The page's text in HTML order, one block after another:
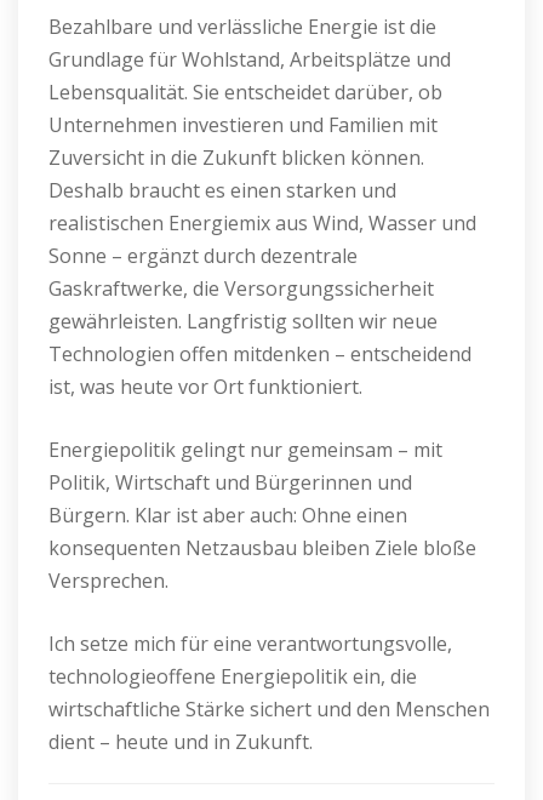
Bezahlbare und verlässliche Energie ist die
Grundlage für Wohlstand, Arbeitsplätze und
Lebensqualität. Sie entscheidet darüber, ob
Unternehmen investieren und Familien mit
Zuversicht in die Zukunft blicken können.
Deshalb braucht es einen starken und
realistischen Energiemix aus Wind, Wasser und
Sonne – ergänzt durch dezentrale
Gaskraftwerke, die Versorgungssicherheit
gewährleisten. Langfristig sollten wir neue
Technologien offen mitdenken – entscheidend
ist, was heute vor Ort funktioniert.
Energiepolitik gelingt nur gemeinsam – mit
Politik, Wirtschaft und Bürgerinnen und
Bürgern. Klar ist aber auch: Ohne einen
konsequenten Netzausbau bleiben Ziele bloße
Versprechen.
Ich setze mich für eine verantwortungsvolle,
technologieoffene Energiepolitik ein, die
wirtschaftliche Stärke sichert und den Menschen
dient – heute und in Zukunft.